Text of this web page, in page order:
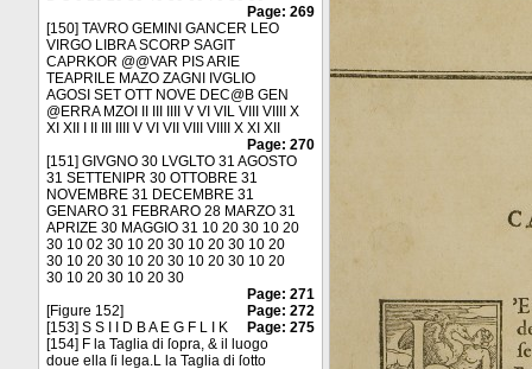
Page: 269
[150] TAVRO GEMINI GANCER LEO
VIRGO LIBRA SCORP SAGIT
CAPRKOR @@VAR PIS ARIE
TEAPRILE MAZO ZAGNI IVGLIO
AGOSI SET OTT NOVE DEC@B GEN
@ERRA MZOI II III IIII V VI VIL VIII VIIII X
XI XII I II III IIII V VI VII VIII VIIII X XI XII
Page: 270
[151] GIVGNO 30 LVGLTO 31 AGOSTO
31 SETTENIPR 30 OTTOBRE 31
NOVEMBRE 31 DECEMBRE 31
GENARO 31 FEBRARO 28 MARZO 31
APRIZE 30 MAGGIO 31 10 20 30 10 20
30 10 02 30 10 20 30 10 20 30 10 20
30 10 20 30 10 20 30 10 20 30 10 20
30 10 20 30 10 20 30
Page: 271
[Figure 152]
Page: 272
[153] S S I I D B A E G F L I K
Page: 275
[154] F la Taglia di ſopra, & il luogo
doue ella ſi lega.L la Taglia di ſotto